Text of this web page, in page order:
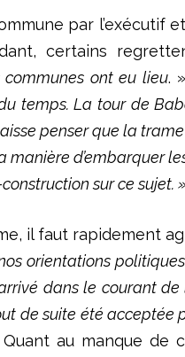
par l’exécutif
certains
ont eu lieu.
temps. La tour de
penser que la
d’embarquer
sur ce sujet.
il faut rapidement
orientations
dans le courant
de suite été
Quant au manque de